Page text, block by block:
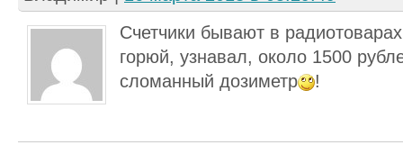
Счетчики бывают в
горюй, узнавал, около 1500
сломанный дозиметр
!